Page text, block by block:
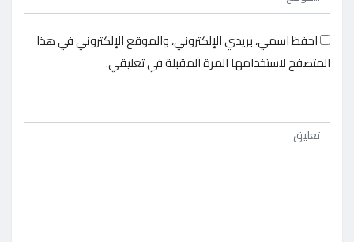
احفظ اسمي، بريدي الإلكتروني، والموقع الإلكتروني في هذا
المتصفح لاستخدامها المرة المقبلة في تعليقي.